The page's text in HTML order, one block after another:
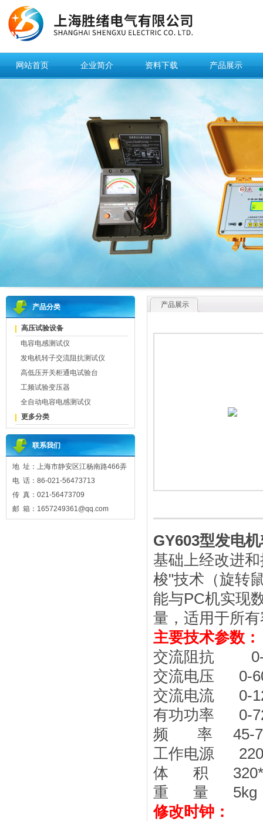
网站首页 企业简介 资料下载 产品展示
产品分类
高压试验设备
电容电感测试仪
发电机转子交流阻抗测试仪
高低压开关柜通电试验台
工频试验变压器
全自动电容电感测试仪
更多分类
联系我们
地 址：上海市静安区江杨南路466弄
电 话：86-021-56473713
传 真：021-56473709
邮 箱：1657249361@qq.com
产品展示
GY603型发电
基础上经改进
梭"技术（旋转
能与PC机实现
量，适用于所
主要技术参数：
交流阻抗
交流电压
交流电流
有功功率
频 率 45-
工作电源
体 积
重 量 5kg
修改时钟：